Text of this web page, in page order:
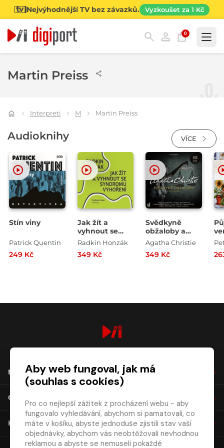
Nejvýhodnější TV bez závazků. Vyzkoušet za 1 Kč
0
Martin Preiss
Interpreti M Martin Preiss
Audioknihy VÍCE
Stín viny
Patrick Quentin
249 Kč
Jak žít a
vyhnout se
syndromu
Radkin Honzák
349 Kč
Svědkyně
obžaloby a
další povídky
Agatha Christie
349 Kč
NÁKUP
O SPOLEČNOSTI
KONTAKT
Aby web fungoval, jak má
(souhlas s cookies)
Pro co nejlepší zážitek z procházení webu - aby
fungovalo vyhledávání, abychom si pamatovali, co
máte v košíku, abyste jednoduše zjistili stav vaší
objednávky, abychom vás neobtěžovali nevhodnou
reklamou a abyste se nemuseli pokaždé